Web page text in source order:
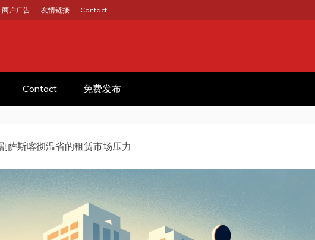
商户广告 友情链接 Contact
REGINA
Contact 免费发布
萨斯喀彻温省的租赁市场压力